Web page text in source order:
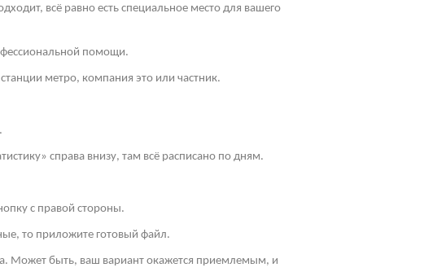
всё равно есть специальное место для вашего
помощи.
метро, компания это или частник.
справа внизу, там всё расписано по дням.
с правой стороны.
то приложите готовый файл.
Может быть, ваш вариант окажется приемлемым, и